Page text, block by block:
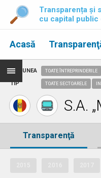
Transparența și
cu capital public
Acasă
REGIUNEA
TIP
TOATE ÎNTREPRINDERILE
TOATE SECTOARELE
S.A.
Transparenţă